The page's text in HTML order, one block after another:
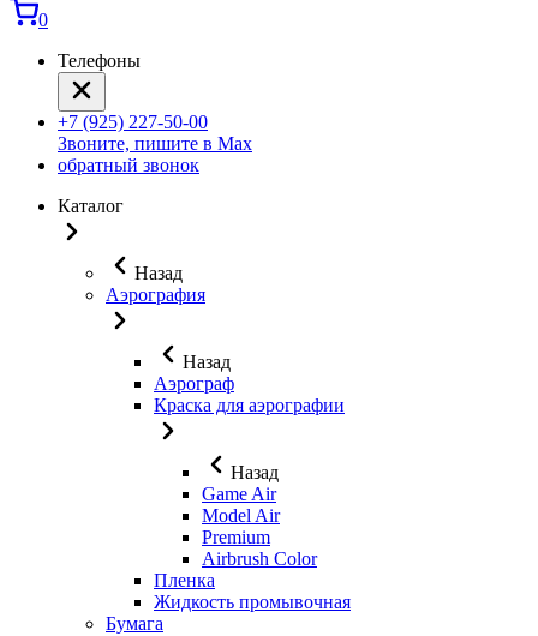
0
Телефоны
+7 (925) 227-50-00
Звоните, пишите в Max
обратный звонок
Каталог
Назад
Аэрография
Назад
Аэрограф
Краска для аэрографии
Назад
Game Air
Model Air
Premium
Airbrush Color
Пленка
Жидкость промывочная
Бумага